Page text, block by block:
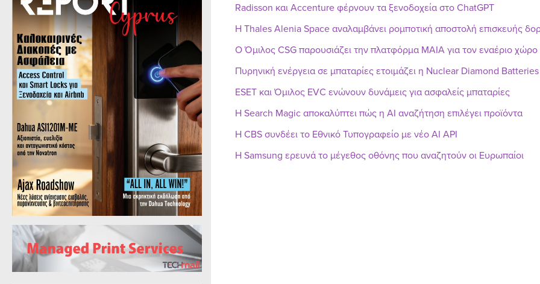
Radisson και Accenture φέρνουν τα ξενοδοχεία στο ChatGPT
Η Thales Alenia Space αναλαμβάνει ρομποτική αποστολή επισκευής
Ο Όμιλος CSG παρουσιάζει την πλατφόρμα MAIA για τον εναέριο χώρο
Πυρηνική ενέργεια σε μπαταρίες ετοιμάζει η Nuclear Diamond Batteries
ESET και Όμιλος EVC ενώνουν δυνάμεις για ασφαλείς μπαταρίες
Η Search Magic αποκαλύπτει πώς η AI αναζήτηση επιλέγει προϊόντα
Η CBS συνδέει το Εθνικό Τυπογραφείο με νέο AI API
Η Samsung ερευνά το μέγεθος οθόνης που αναζητούν οι Ευρωπαίοι